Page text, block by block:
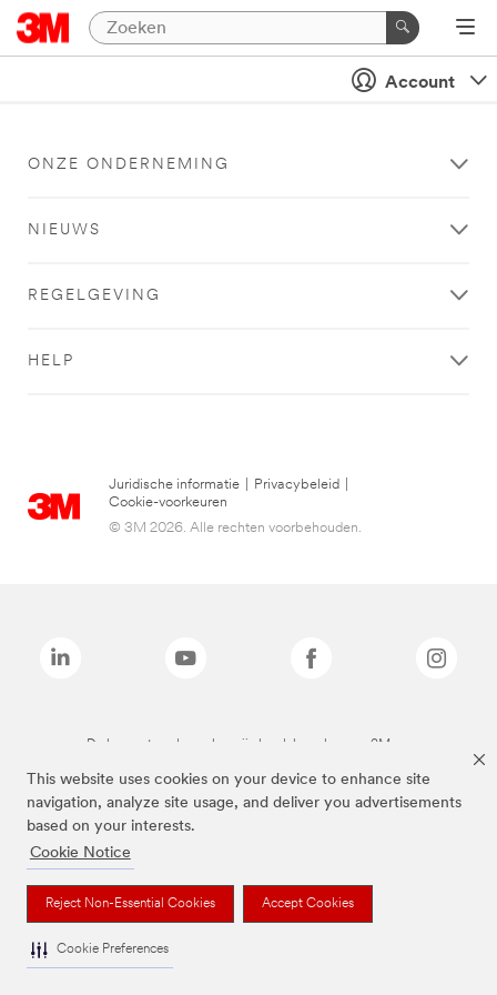
This website uses cookies on your device to enhance site
navigation, analyze site usage, and deliver you advertisements
based on your interests.
Cookie Notice
Reject Non-Essential Cookies Accept Cookies
Cookie Preferences
Account
ONZE ONDERNEMING
NIEUWS
REGELGEVING
HELP
Juridische informatie Privacybeleid
Cookie-voorkeuren
© 3M 2026. Alle rechten voorbehouden.
De bovenstaande merken zijn handelsmerken van 3M.we